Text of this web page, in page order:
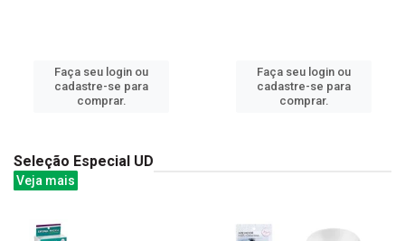
Faça seu login ou
cadastre-se para
comprar.
Faça seu login ou
cadastre-se para
comprar.
Seleção Especial UD
Veja mais